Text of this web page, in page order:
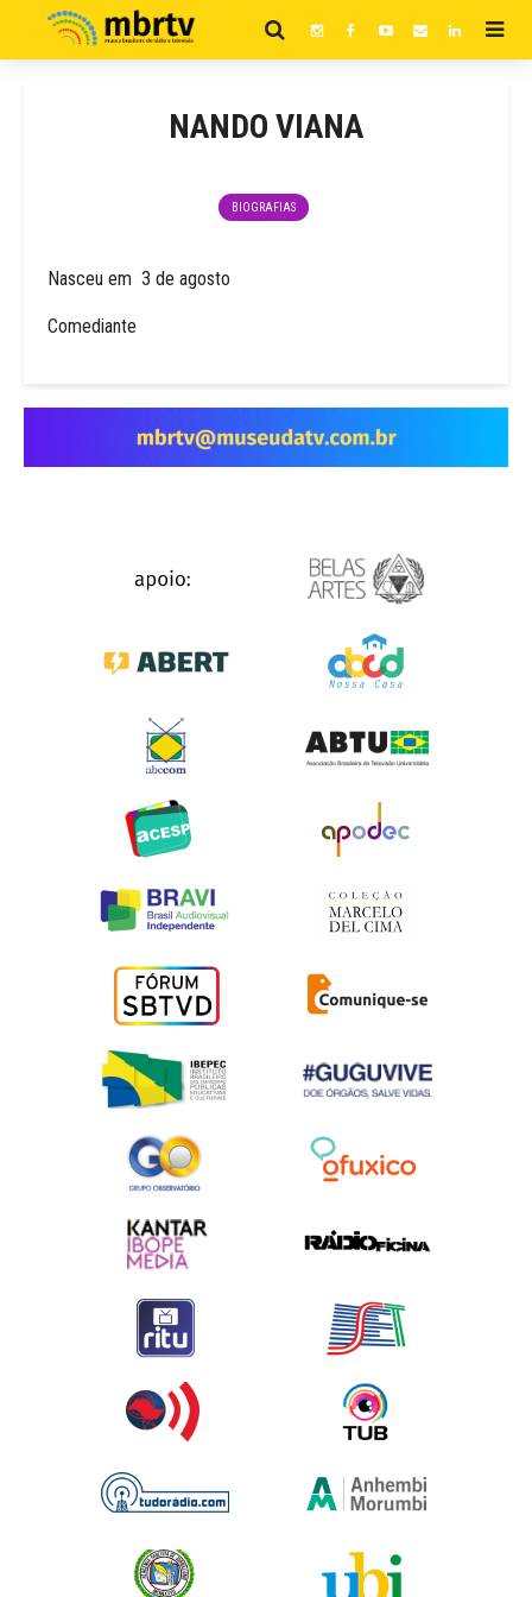
NANDO VIANA
BIOGRAFIAS
Nasceu em 3 de agosto
Comediante